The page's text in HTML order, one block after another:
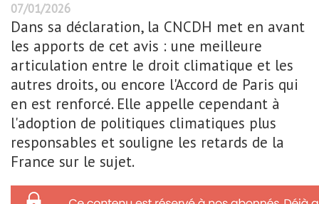
07/01/2026
Dans sa déclaration, la CNCDH met en avant
les apports de cet avis : une meilleure
articulation entre le droit climatique et les
autres droits, ou encore l'Accord de Paris qui
en est renforcé. Elle appelle cependant à
l'adoption de politiques climatiques plus
responsables et souligne les retards de la
France sur le sujet.